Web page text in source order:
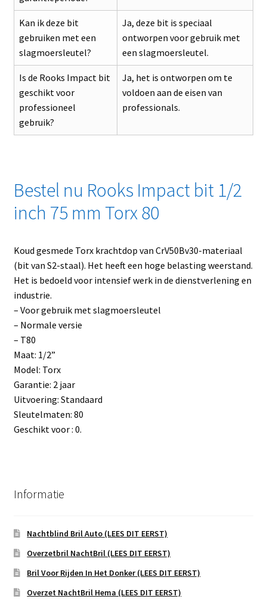
Kan ik deze bit
gebruiken met een
slagmoersleutel?
Ja, deze bit is speciaal
ontworpen voor gebruik met
een slagmoersleutel.
Is de Rooks Impact bit
geschikt voor
professioneel
gebruik?
Ja, het is ontworpen om te
voldoen aan de eisen van
professionals.
Bestel nu Rooks Impact bit 1/2
inch 75 mm Torx 80
Koud gesmede Torx krachtdop van CrV50Bv30-materiaal
(bit van S2-staal). Het heeft een hoge belasting weerstand.
Het is bedoeld voor intensief werk in de dienstverlening en
industrie.
– Voor gebruik met slagmoersleutel
– Normale versie
– T80
Maat: 1/2”
Model: Torx
Garantie: 2 jaar
Uitvoering: Standaard
Sleutelmaten: 80
Geschikt voor : 0.
Informatie
Nachtblind Bril Auto (LEES DIT EERST)
Overzetbril NachtBril (LEES DIT EERST)
Bril Voor Rijden In Het Donker (LEES DIT EERST)
Overzet NachtBril Hema (LEES DIT EERST)